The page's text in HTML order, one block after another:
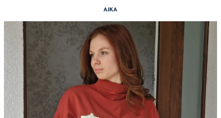
AJKA